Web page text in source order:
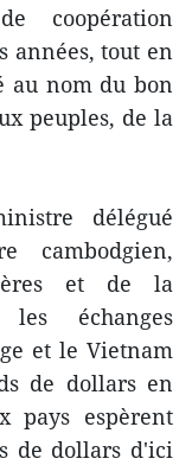
coopération
années, tout en
au nom du bon
peuples, de la
délégué
cambodgien,
et de la
les échanges
et le Vietnam
de dollars en
pays espèrent
de dollars d'ici